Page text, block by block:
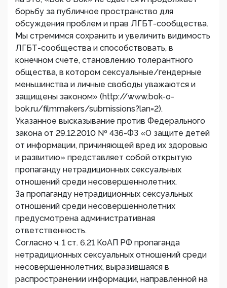
борьбу за публичное пространство для
обсуждения проблем и прав ЛГБТ-сообщества.
Мы стремимся сохранить и увеличить видимость
ЛГБТ-сообщества и способствовать, в
конечном счете, становлению толерантного
общества, в котором сексуальные/гендерные
меньшинства и личные свободы уважаются и
защищены законом» (http://www.bok-o-
bok.ru/filmmakers/submissions?lan=2).
Указанное высказывание против Федерального
закона от 29.12.2010 № 436-ФЗ «О защите детей
от информации, причиняющей вред их здоровью
и развитию» представляет собой открытую
пропаганду нетрадиционных сексуальных
отношений среди несовершеннолетних.
За пропаганду нетрадиционных сексуальных
отношений среди несовершеннолетних
предусмотрена административная
ответственность.
Согласно ч. 1 ст. 6.21 КоАП РФ пропаганда
нетрадиционных сексуальных отношений среди
несовершеннолетних, выразившаяся в
распространении информации, направленной на